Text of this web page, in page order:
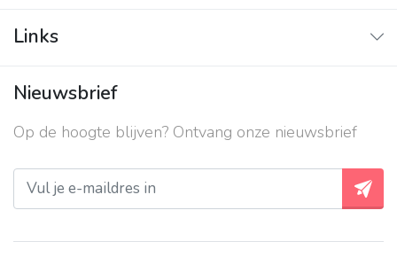
Vraag & Antwoord
Links
Contact
Over ons
Privacy beleid
Nieuwsbrief
Op de hoogte blijven? Ontvang onze nieuwsbrief